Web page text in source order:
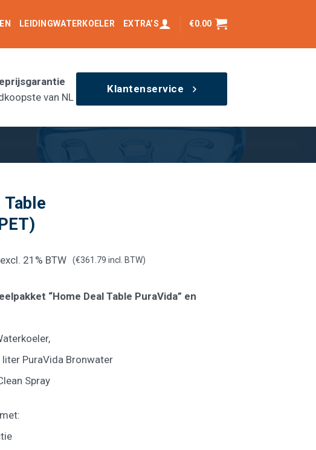
LEIDINGWATERKOELER EXTRA’S €0.00
van NL
Klantenservice
Table
excl. 21% BTW (€361.79 incl. BTW)
“Home Deal Table PuraVida” en
PuraVida Bronwater
Spray